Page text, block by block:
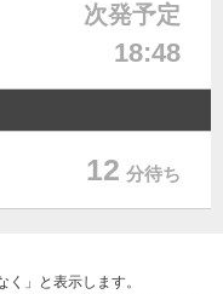
次発予定
18:48
12 分待ち
く」と表示します。